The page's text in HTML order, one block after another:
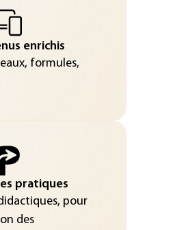
enrichis
formules,
pratiques
pour
des